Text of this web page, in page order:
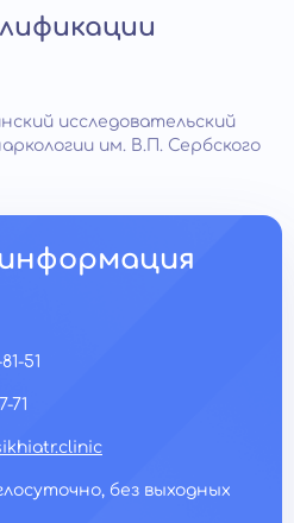
исследовательский
им. В.П. Сербского
51
71
без выходных